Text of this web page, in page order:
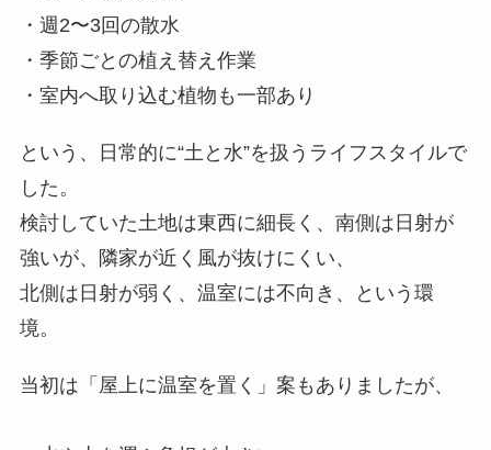
・週2〜3回の散水
・季節ごとの植え替え作業
・室内へ取り込む植物も一部あり
という、日常的に“土と水”を扱うライフスタイルで
した。
検討していた土地は東西に細長く、南側は日射が
強いが、隣家が近く風が抜けにくい、
北側は日射が弱く、温室には不向き、という環
境。
当初は「屋上に温室を置く」案もありましたが、